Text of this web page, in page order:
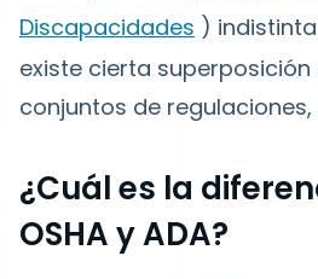
Discapacidades )
existe cierta
conjuntos de
¿Cuál es la
OSHA y ADA?